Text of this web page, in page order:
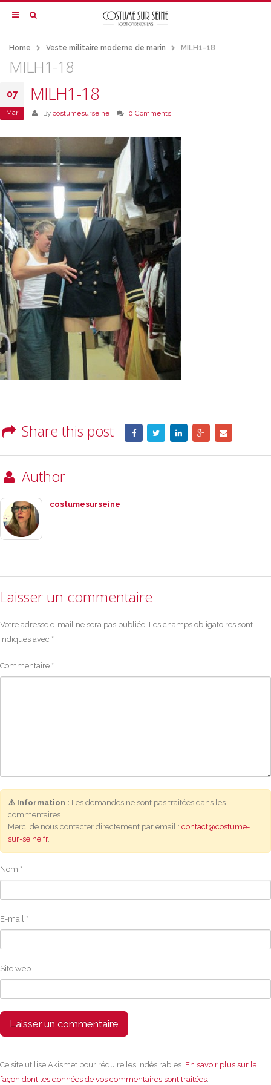
Home Veste militaire moderne de marin MILH1-18
MILH1-18
07
Mar
MILH1-18
By costumesurseine 0 Comments
Share this post
Author
costumesurseine
Laisser un commentaire
Votre adresse e-mail ne sera pas publiée. Les champs obligatoires sont
indiqués avec *
Commentaire *
⚠️ Information : Les demandes ne sont pas traitées dans les
commentaires.
Merci de nous contacter directement par email : contact@costume-
sur-seine.fr.
Nom *
E-mail *
Site web
Ce site utilise Akismet pour réduire les indésirables. En savoir plus sur la
façon dont les données de vos commentaires sont traitées.